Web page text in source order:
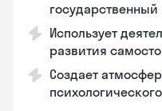
государственный
Использует
развития
Создает